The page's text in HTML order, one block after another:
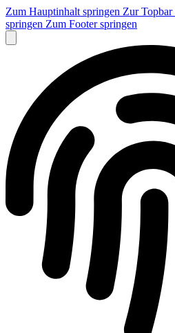
Zum Hauptinhalt springen Zur Topbar
springen Zum Footer springen